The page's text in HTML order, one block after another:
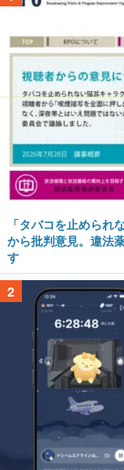
「タバコを止められ
から批判意見。違法
す
2